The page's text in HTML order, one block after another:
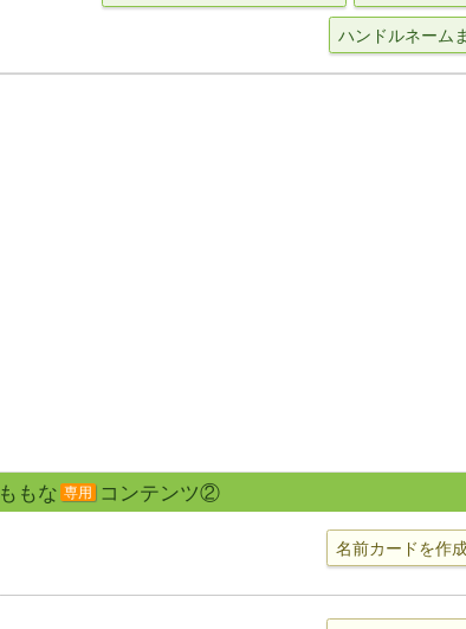
ハンドルネーム
ももな 専用 コンテンツ②
名前カードを作